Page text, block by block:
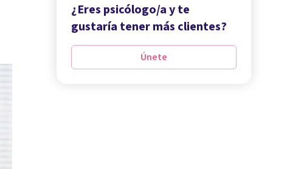
¿Eres psicólogo/a y te
gustaría tener más clientes?
Únete